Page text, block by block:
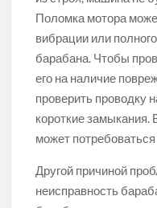
Поломка мотора
вибрации или
барабана. Чтобы
его на наличие
проверить проводку
короткие замыкания.
может
Другой причиной
неисправность